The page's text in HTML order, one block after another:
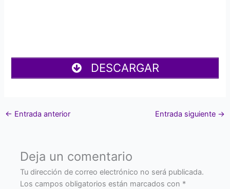
DESCARGAR
← Entrada anterior Entrada siguiente →
Deja un comentario
Tu dirección de correo electrónico no será publicada.
Los campos obligatorios están marcados con *